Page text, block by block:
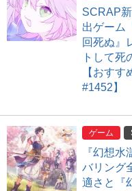
SCRAP
出ゲーム
回死ぬ』
トして死
【おす
#1452】
ゲーム
『幻想
バリング
適さと『